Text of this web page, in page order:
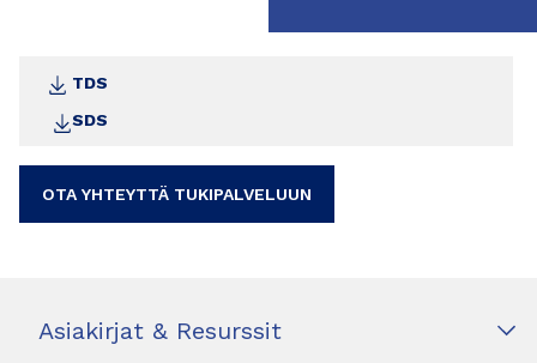
TDS
SDS
OTA YHTEYTTÄ TUKIPALVELUUN
Asiakirjat & Resurssit